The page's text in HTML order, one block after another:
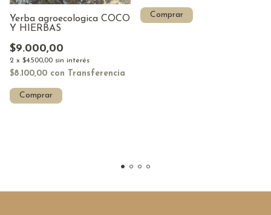
Yerba agroecologica COCO
Y HIERBAS
$9.000,00
2 x $4.500,00 sin interés
$8.100,00 con Transferencia
Comprar
Comprar